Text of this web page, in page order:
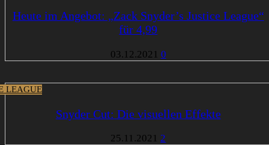
Heute im Angebot: „Zack Snyder’s Justice League“
für 4,99
03.12.2021 0
LEAGUE
Snyder Cut: Die visuellen Effekte
25.11.2021 2